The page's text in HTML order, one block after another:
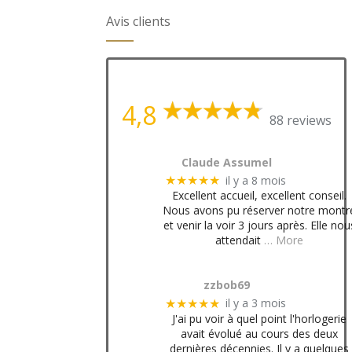
Avis clients
4,8 88 reviews
Claude Assumel
★★★★★ il y a 8 mois
Excellent accueil, excellent conseil.
Nous avons pu réserver notre
et venir la voir 3 jours après. Elle
attendait … More
zzbob69
★★★★★ il y a 3 mois
J'ai pu voir à quel point l'horlogerie
avait évolué au cours des deux
dernières décennies. Il y a quelques